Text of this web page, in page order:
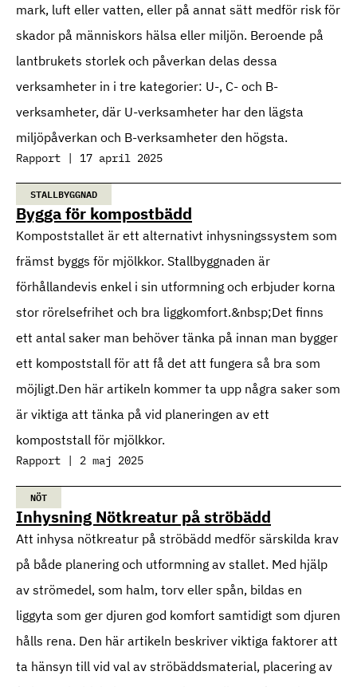
mark, luft eller vatten, eller på annat sätt medför risk för
skador på människors hälsa eller miljön. Beroende på
lantbrukets storlek och påverkan delas dessa
verksamheter in i tre kategorier: U-, C- och B-
verksamheter, där U-verksamheter har den lägsta
miljöpåverkan och B-verksamheter den högsta.
Rapport | 17 april 2025
STALLBYGGNAD
Bygga för kompostbädd
Kompoststallet är ett alternativt inhysningssystem som
främst byggs för mjölkkor. Stallbyggnaden är
förhållandevis enkel i sin utformning och erbjuder korna
stor rörelsefrihet och bra liggkomfort.&nbsp;Det finns
ett antal saker man behöver tänka på innan man bygger
ett kompoststall för att få det att fungera så bra som
möjligt.Den här artikeln kommer ta upp några saker som
är viktiga att tänka på vid planeringen av ett
kompoststall för mjölkkor.
Rapport | 2 maj 2025
NÖT
Inhysning Nötkreatur på ströbädd
Att inhysa nötkreatur på ströbädd medför särskilda krav
på både planering och utformning av stallet. Med hjälp
av strömedel, som halm, torv eller spån, bildas en
liggyta som ger djuren god komfort samtidigt som djuren
hålls rena. Den här artikeln beskriver viktiga faktorer att
ta hänsyn till vid val av ströbäddsmaterial, placering av